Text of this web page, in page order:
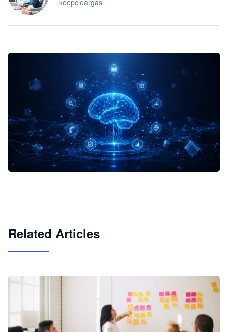
keepcleargas
Related Articles